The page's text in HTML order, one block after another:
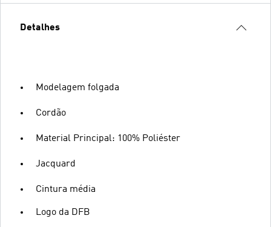
Detalhes
Modelagem folgada
Cordão
Material Principal: 100% Poliéster
Jacquard
Cintura média
Logo da DFB